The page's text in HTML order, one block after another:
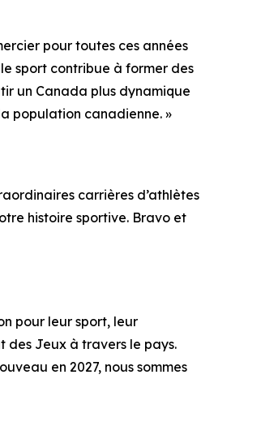
pour toutes ces années
sport contribue à former des
un Canada plus dynamique
population canadienne. »
carrières d’athlètes
histoire sportive. Bravo et
pour leur sport, leur
des Jeux à travers le pays.
en 2027, nous sommes